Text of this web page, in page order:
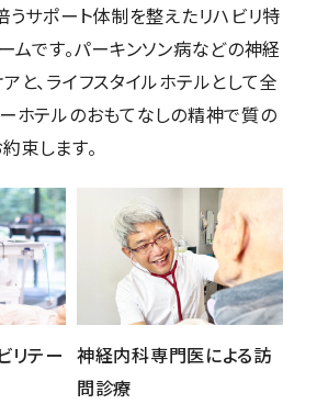
採用情報
新卒採用
キャリア採用
お知らせ
新着情報
コラム
施設ブログ
INFORMATION
公開情報
建築候補地募集のお知らせ
実務経験証明書発行の
うサポート体制を整えたリハビリ特
ムです。パーキンソン病などの神経
と、ライフスタイルホテルとして全
ホテルのおもてなしの精神で質の
束します。
リテー
神経内科専門医による訪
問診療